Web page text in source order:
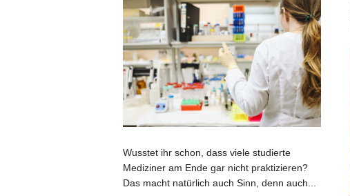
Wusstet ihr schon, dass viele studierte
Mediziner am Ende gar nicht praktizieren?
Das macht natürlich auch Sinn, denn auch...